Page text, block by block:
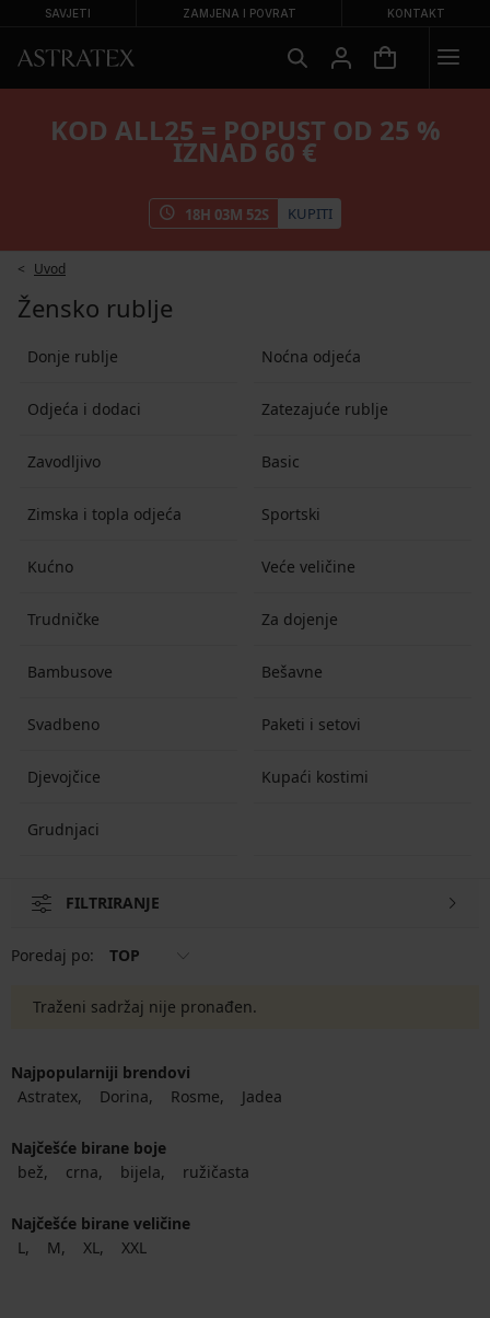
SAVJETI ZAMJENA I POVRAT KONTAKT
KOD ALL25 = POPUST OD 25 %
IZNAD 60 €
18H 03M 52S KUPITI
Uvod
Žensko rublje
Donje rublje Noćna odjeća
Odjeća i dodaci Zatezajuće rublje
Zavodljivo Basic
Zimska i topla odjeća Sportski
Kućno Veće veličine
Trudničke Za dojenje
Bambusove Bešavne
Svadbeno Paketi i setovi
Djevojčice Kupaći kostimi
Grudnjaci
FILTRIRANJE
Poredaj po: TOP
Traženi sadržaj nije pronađen.
Najpopularniji brendovi
Astratex
Dorina Rosme Jadea
Najčešće birane boje
bež
crna bijela ružičasta
Najčešće birane veličine
L
M XL XXL